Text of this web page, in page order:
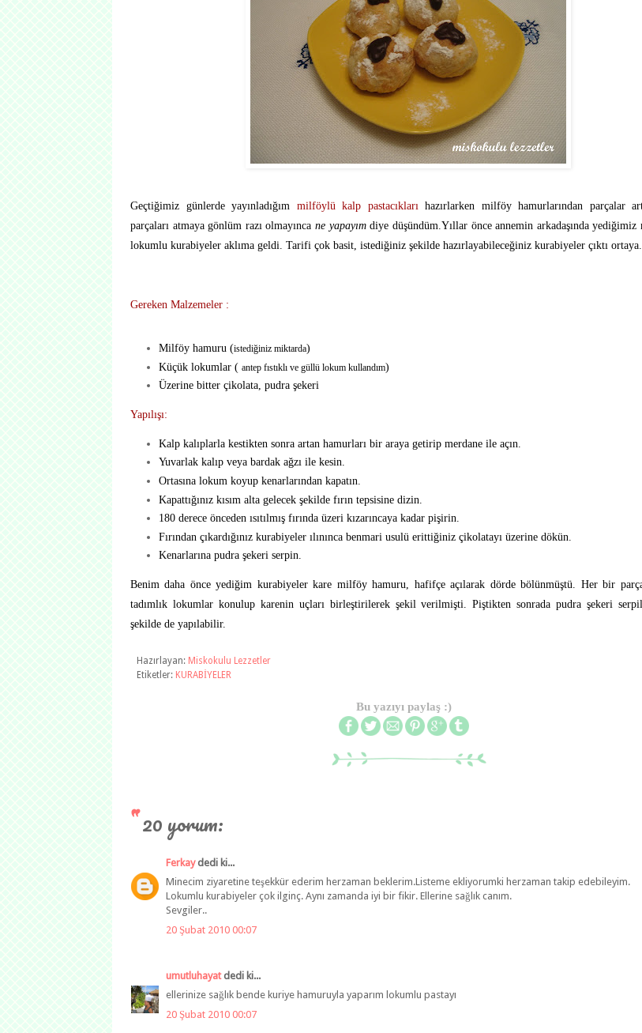
Geçtiğimiz günlerde yayınladığım milföylü kalp pastacıkları hazırlarken milföy hamurlarından parçalar
parçaları atmaya gönlüm razı olmayıncane yapayımdiye düşündüm.Yıllar önce annemin arkadaşında yediğimiz
lokumlu kurabiyeler aklıma geldi. Tarifi çok basit, istediğiniz şekilde hazırlayabileceğiniz kurabiyeler çıktı ortaya.
Gereken Malzemeler :
Milföy hamuru (istediğiniz miktarda)
Küçük lokumlar ( antep fıstıklı ve güllü lokum kullandım)
Üzerine bitter çikolata, pudra şekeri
Yapılışı:
Kalp kalıplarla kestikten sonra artan hamurları bir araya getirip merdane ile açın.
Yuvarlak kalıp veya bardak ağzı ile kesin.
Ortasına lokum koyup kenarlarından kapatın.
Kapattığınız kısım alta gelecek şekilde fırın tepsisine dizin.
180 derece önceden ısıtılmış fırında üzeri kızarıncaya kadar pişirin.
Fırından çıkardığınız kurabiyeler ılınınca benmari usulü erittiğiniz çikolatayı üzerine dökün.
Kenarlarına pudra şekeri serpin.
Benim daha önce yediğim kurabiyeler kare milföy hamuru, hafifçe açılarak dörde bölünmüştü. Her bir
tadımlık lokumlar konulup karenin uçları birleştirilerek şekil verilmişti. Piştikten sonrada pudra şekeri
şekilde de yapılabilir.
Hazırlayan: Miskokulu Lezzetler
Etiketler: KURABİYELER
Bu yazıyı paylaş :)
20 yorum:
Ferkaydedi ki...
Minecim ziyaretine teşekkür ederim herzaman beklerim.Listeme ekliyorumki herzaman takip edebileyim.
Lokumlu kurabiyeler çok ilginç. Aynı zamanda iyi bir fikir. Ellerine sağlık canım.
Sevgiler..
20 Şubat 2010 00:07
umutluhayatdedi ki...
ellerinize sağlık bende kuriye hamuruyla yaparım lokumlu pastayı
20 Şubat 2010 00:07